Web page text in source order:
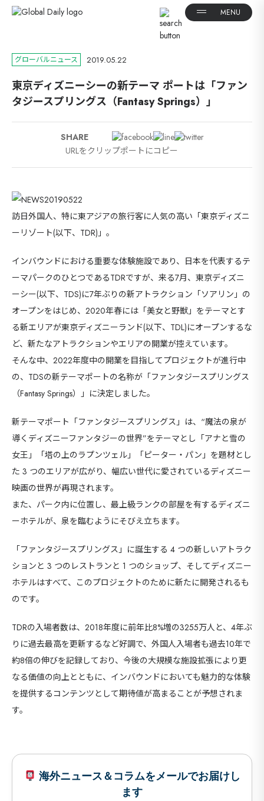
グローバルニュース 2019.05.22
東京ディズニーシーの新テーマ ポートは「ファン
タジースプリングス（Fantasy Springs）」
SHARE
URLをクリップポートにコピー
訪日外国人、特に東アジアの旅行客に人気の高い「東京ディズニ
ーリゾート(以下、TDR)」。
インバウンドにおける重要な体験施設であり、日本を代表するテ
ーマパークのひとつであるTDRですが、来る7月、東京ディズニ
ーシー(以下、TDS)に7年ぶりの新アトラクション「ソアリン」の
オープンをはじめ、2020年春には「美女と野獣」をテーマとす
る新エリアが東京ディズニーランド(以下、TDL)にオープンするな
ど、新たなアトラクションやエリアの開業が控えています。
そんな中、2022年度中の開業を目指してプロジェクトが進行中
の、TDSの新テーマポートの名称が「ファンタジースプリングス
（Fantasy Springs）」に決定しました。
新テーマポート「ファンタジースプリングス」は、“魔法の泉が
導くディズニーファンタジーの世界”をテーマとし「アナと雪の
女王」「塔の上のラプンツェル」「ピーター・パン」を題材とし
た 3 つのエリアが広がり、幅広い世代に愛されているディズニー
映画の世界が再現されます。
また、パーク内に位置し、最上級ランクの部屋を有するディズニ
ーホテルが、泉を臨むようにそびえ立ちます。
「ファンタジースプリングス」に誕生する 4 つの新しいアトラク
ションと 3 つのレストランと 1 つのショップ、そしてディズニー
ホテルはすべて、このプロジェクトのために新たに開発されるも
のです。
TDRの入場者数は、2018年度に前年比8%増の3255万人と、4年ぶ
りに過去最高を更新するなど好調で、外国人入場者も過去10年で
約8倍の伸びを記録しており、今後の大規模な施設拡張により更
なる価値の向上とともに、インバウンドにおいても魅力的な体験
を提供するコンテンツとして期待値が高まることが予想されま
す。
海外ニュース＆コラムをメールでお届けし
ます